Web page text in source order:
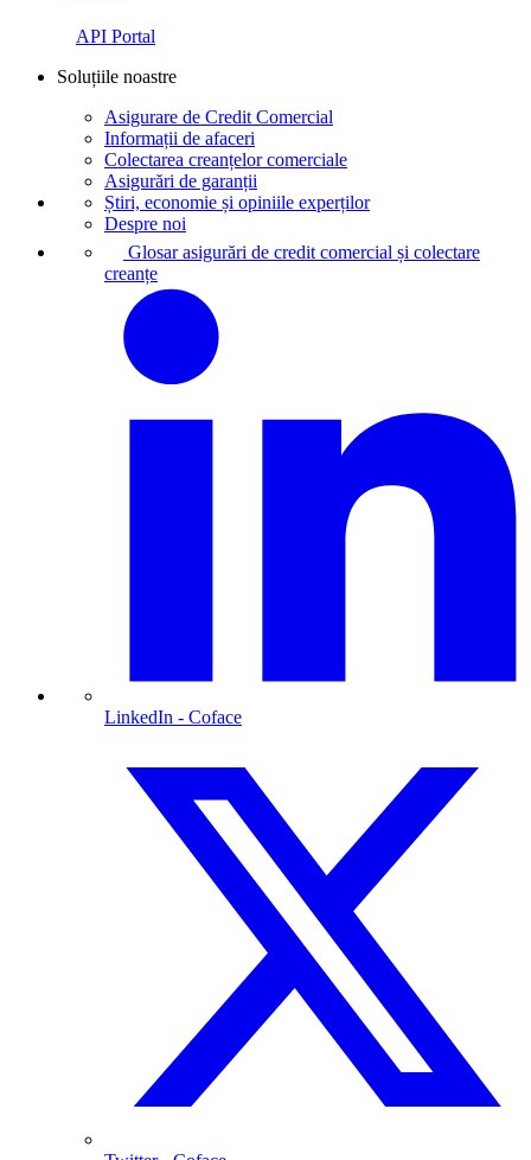
API Portal
Soluțiile noastre
Asigurare de Credit Comercial
Informații de afaceri
Colectarea creanțelor comerciale
Asigurări de garanții
Știri, economie și opiniile experților
Despre noi
Glosar asigurări de credit comercial și colectare
creanțe
LinkedIn - Coface